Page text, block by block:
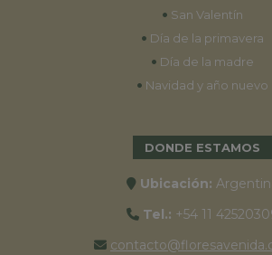
• San Valentín
• Día de la primavera
• Día de la madre
• Navidad y año nuevo
DONDE ESTAMOS
Ubicación:
Tel.: +54 11